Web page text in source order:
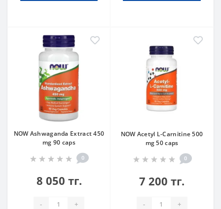
NOW Ashwaganda Extract 450
mg 90 caps
0
8 050 тг.
- +
NOW Acetyl L-Carnitine 500
mg 50 caps
0
7 200 тг.
- +